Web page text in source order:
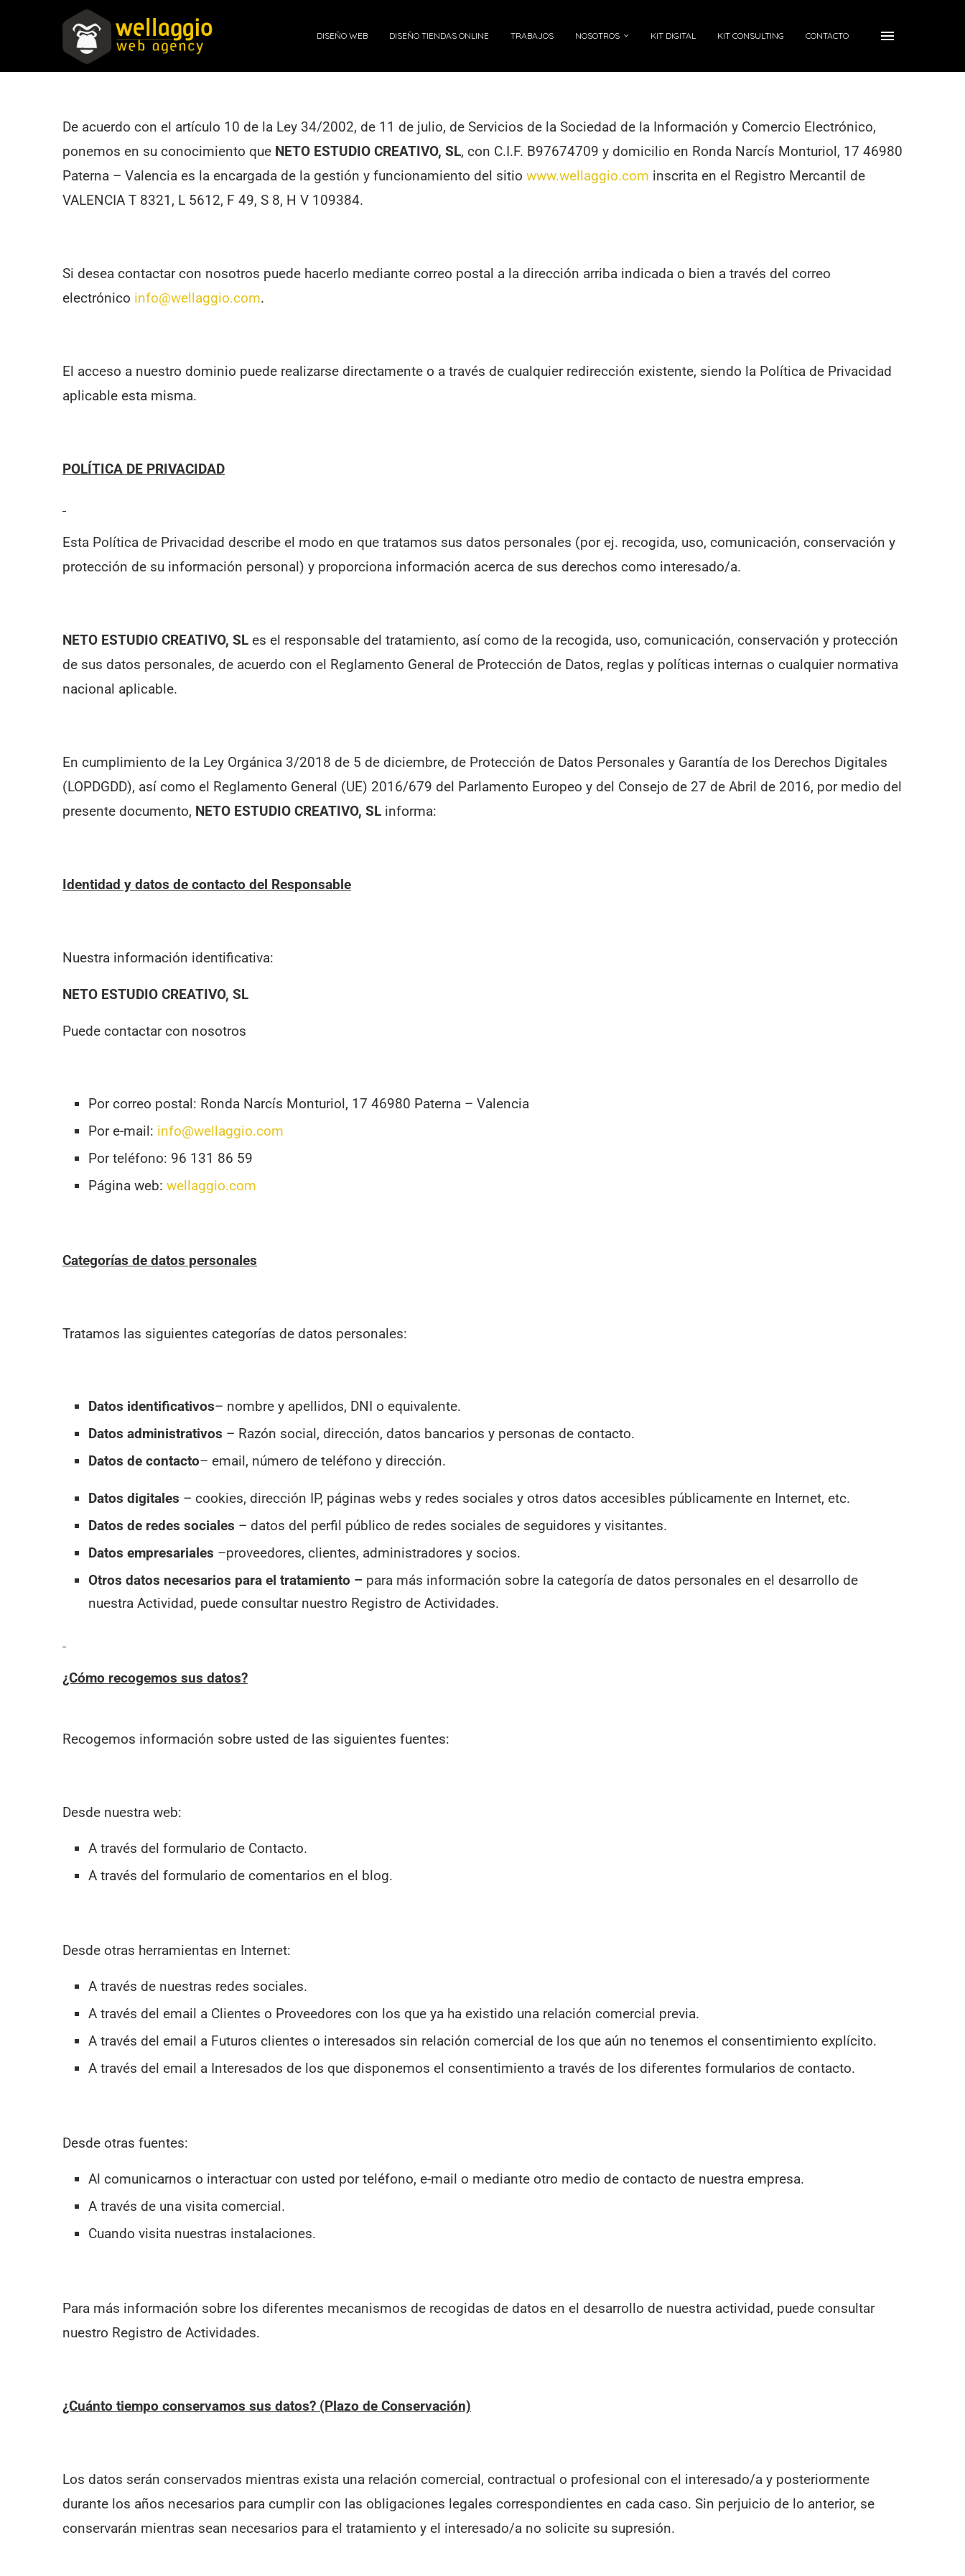
DISEÑO WEB DISEÑO TIENDAS ONLINE TRABAJOS NOSOTROS KIT DIGITAL KIT CONSULTING CONTACTO
De acuerdo con el artículo 10 de la Ley 34/2002, de 11 de julio, de Servicios de la Sociedad de la Información y Comercio Electrónico,
ponemos en su conocimiento que NETO ESTUDIO CREATIVO, SL, con C.I.F. B97674709 y domicilio en Ronda Narcís Monturiol, 17 46980
Paterna – Valencia es la encargada de la gestión y funcionamiento del sitio www.wellaggio.com inscrita en el Registro Mercantil de
VALENCIA T 8321, L 5612, F 49, S 8, H V 109384.
Si desea contactar con nosotros puede hacerlo mediante correo postal a la dirección arriba indicada o bien a través del correo
electrónico info@wellaggio.com.
El acceso a nuestro dominio puede realizarse directamente o a través de cualquier redirección existente, siendo la Política de Privacidad
aplicable esta misma.
POLÍTICA DE PRIVACIDAD
Esta Política de Privacidad describe el modo en que tratamos sus datos personales (por ej. recogida, uso, comunicación, conservación y
protección de su información personal) y proporciona información acerca de sus derechos como interesado/a.
NETO ESTUDIO CREATIVO, SL es el responsable del tratamiento, así como de la recogida, uso, comunicación, conservación y protección
de sus datos personales, de acuerdo con el Reglamento General de Protección de Datos, reglas y políticas internas o cualquier normativa
nacional aplicable.
En cumplimiento de la Ley Orgánica 3/2018 de 5 de diciembre, de Protección de Datos Personales y Garantía de los Derechos Digitales
(LOPDGDD), así como el Reglamento General (UE) 2016/679 del Parlamento Europeo y del Consejo de 27 de Abril de 2016, por medio del
presente documento, NETO ESTUDIO CREATIVO, SL informa:
Identidad y datos de contacto del Responsable
Nuestra información identificativa:
NETO ESTUDIO CREATIVO, SL
Puede contactar con nosotros
Por correo postal: Ronda Narcís Monturiol, 17 46980 Paterna – Valencia
Por e-mail: info@wellaggio.com
Por teléfono: 96 131 86 59
Página web: wellaggio.com
Categorías de datos personales
Tratamos las siguientes categorías de datos personales:
Datos identificativos– nombre y apellidos, DNI o equivalente.
Datos administrativos – Razón social, dirección, datos bancarios y personas de contacto.
Datos de contacto– email, número de teléfono y dirección.
Datos digitales – cookies, dirección IP, páginas webs y redes sociales y otros datos accesibles públicamente en Internet, etc.
Datos de redes sociales – datos del perfil público de redes sociales de seguidores y visitantes.
Datos empresariales –proveedores, clientes, administradores y socios.
Otros datos necesarios para el tratamiento – para más información sobre la categoría de datos personales en el desarrollo de
nuestra Actividad, puede consultar nuestro Registro de Actividades.
¿Cómo recogemos sus datos?
Recogemos información sobre usted de las siguientes fuentes:
Desde nuestra web:
A través del formulario de Contacto.
A través del formulario de comentarios en el blog.
Desde otras herramientas en Internet:
A través de nuestras redes sociales.
A través del email a Clientes o Proveedores con los que ya ha existido una relación comercial previa.
A través del email a Futuros clientes o interesados sin relación comercial de los que aún no tenemos el consentimiento explícito.
A través del email a Interesados de los que disponemos el consentimiento a través de los diferentes formularios de contacto.
Desde otras fuentes:
Al comunicarnos o interactuar con usted por teléfono, e-mail o mediante otro medio de contacto de nuestra empresa.
A través de una visita comercial.
Cuando visita nuestras instalaciones.
Para más información sobre los diferentes mecanismos de recogidas de datos en el desarrollo de nuestra actividad, puede consultar
nuestro Registro de Actividades.
¿Cuánto tiempo conservamos sus datos? (Plazo de Conservación)
Los datos serán conservados mientras exista una relación comercial, contractual o profesional con el interesado/a y posteriormente
durante los años necesarios para cumplir con las obligaciones legales correspondientes en cada caso. Sin perjuicio de lo anterior, se
conservarán mientras sean necesarios para el tratamiento y el interesado/a no solicite su supresión.